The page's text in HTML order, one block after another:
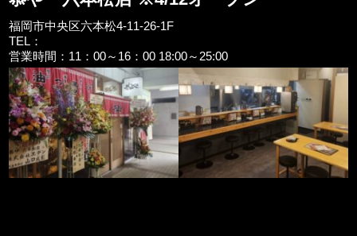
福岡市中央区六本松4-11-26-1F
TEL：
営業時間：11：00～16：00 18:00～25:00